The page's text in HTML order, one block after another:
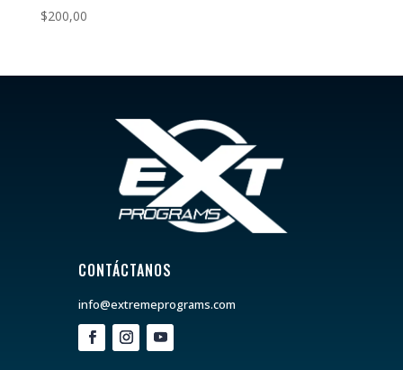
$200,00
CONTÁCTANOS
info@extremeprograms.com